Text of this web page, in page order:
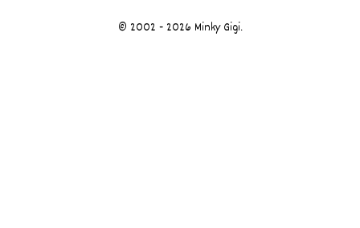
© 2002 - 2026 Minky Gigi.